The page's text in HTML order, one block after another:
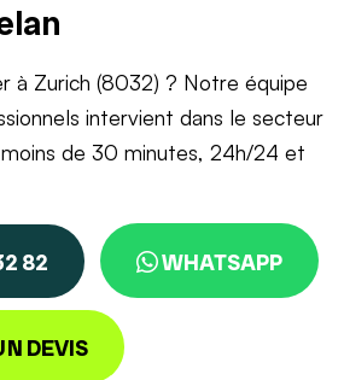
à Zurich (8032) ? Notre équipe
intervient dans le secteur
de 30 minutes, 24h/24 et
82 WHATSAPP
DEVIS